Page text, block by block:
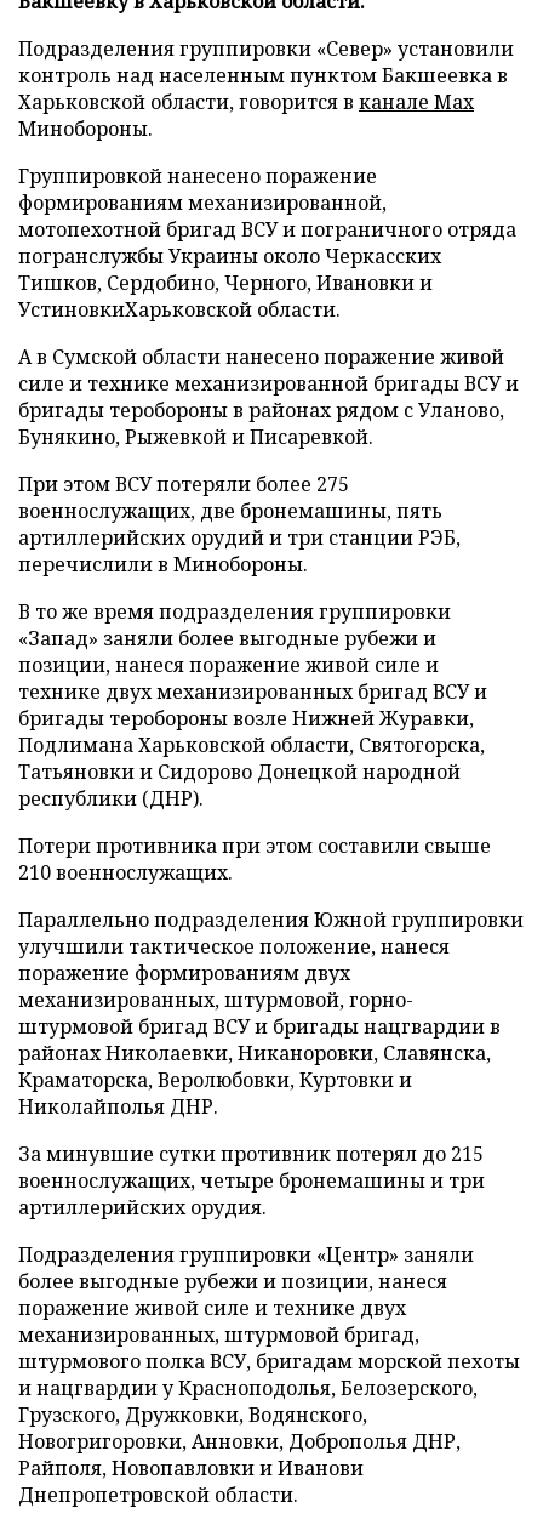
Подразделения группировки «Север» установили
контроль над населенным пунктом Бакшеевка в
Харьковской области, говорится в канале Max
Минобороны.
Группировкой нанесено поражение
формированиям механизированной,
мотопехотной бригад ВСУ и пограничного отряда
погранслужбы Украины около Черкасских
Тишков, Сердобино, Черного, Ивановки и
УстиновкиХарьковской области.
А в Сумской области нанесено поражение живой
силе и технике механизированной бригады ВСУ и
бригады теробороны в районах рядом с Уланово,
Бунякино, Рыжевкой и Писаревкой.
При этом ВСУ потеряли более 275
военнослужащих, две бронемашины, пять
артиллерийских орудий и три станции РЭБ,
перечислили в Минобороны.
В то же время подразделения группировки
«Запад» заняли более выгодные рубежи и
позиции, нанеся поражение живой силе и
технике двух механизированных бригад ВСУ и
бригады теробороны возле Нижней Журавки,
Подлимана Харьковской области, Святогорска,
Татьяновки и Сидорово Донецкой народной
республики (ДНР).
Потери противника при этом составили свыше
210 военнослужащих.
Параллельно подразделения Южной группировки
улучшили тактическое положение, нанеся
поражение формированиям двух
механизированных, штурмовой, горно-
штурмовой бригад ВСУ и бригады нацгвардии в
районах Николаевки, Никаноровки, Славянска,
Краматорска, Веролюбовки, Куртовки и
Николайполья ДНР.
За минувшие сутки противник потерял до 215
военнослужащих, четыре бронемашины и три
артиллерийских орудия.
Подразделения группировки «Центр» заняли
более выгодные рубежи и позиции, нанеся
поражение живой силе и технике двух
механизированных, штурмовой бригад,
штурмового полка ВСУ, бригадам морской пехоты
и нацгвардии у Красноподолья, Белозерского,
Грузского, Дружковки, Водянского,
Новогригоровки, Анновки, Доброполья ДНР,
Райполя, Новопавловки и Иванови
Днепропетровской области.